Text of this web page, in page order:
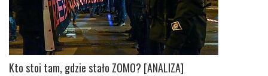
Kto stoi tam, gdzie stało ZOMO? [ANALIZA]